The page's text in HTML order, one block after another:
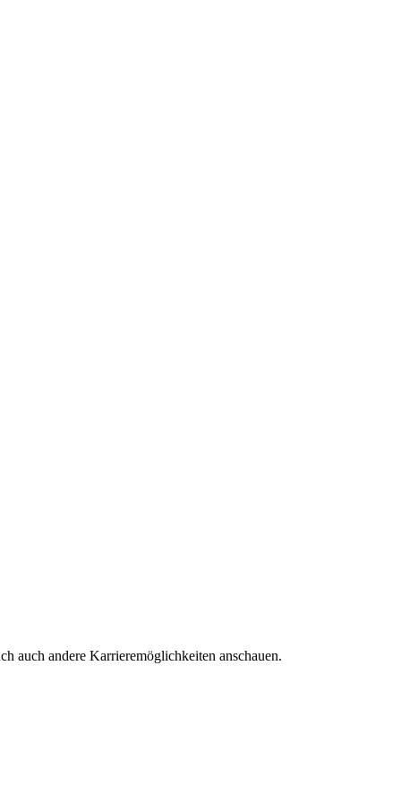
auch andere Karrieremöglichkeiten anschauen.